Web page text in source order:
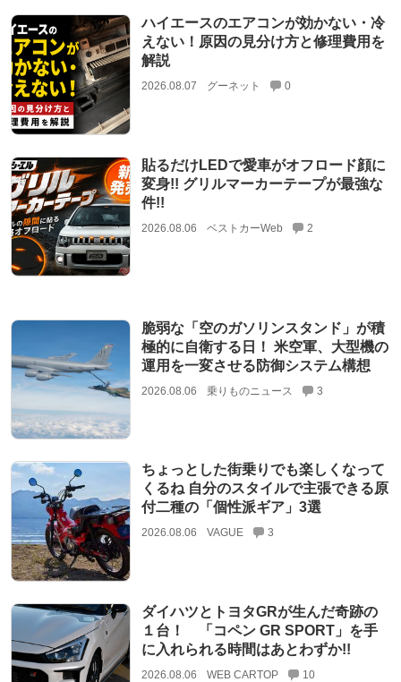
ハイエースのエアコンが効かない・冷
えない！原因の見分け方と修理費用を
解説
2026.08.07 グーネット 0
貼るだけLEDで愛車がオフロード顔に
変身!! グリルマーカーテープが最強な
件!!
2026.08.06 ベストカーWeb 2
脆弱な「空のガソリンスタンド」が積
極的に自衛する日！ 米空軍、大型機の
運用を一変させる防御システム構想
2026.08.06 乗りものニュース 3
ちょっとした街乗りでも楽しくなって
くるね 自分のスタイルで主張できる原
付二種の「個性派ギア」3選
2026.08.06 VAGUE 3
ダイハツとトヨタGRが生んだ奇跡の
１台！ 「コペン GR SPORT」を手
に入れられる時間はあとわずか!!
2026.08.06 WEB CARTOP 10